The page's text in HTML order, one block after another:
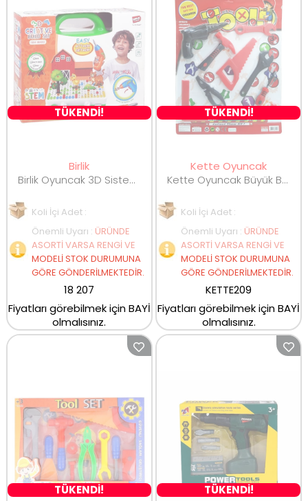
TÜKENDİ!
Birlik
Birlik Oyuncak 3D Sistem Eğitici Matkap Seti Çiftlik Hayvanları URT014-002
Koli İçi Adet :
Önemli Uyarı : ÜRÜNDE
ASORTİ VARSA RENGİ VE
MODELİ STOK DURUMUNA
GÖRE GÖNDERİLMEKTEDİR.
18 207
Fiyatları görebilmek için BAYİ
olmalısınız.
TÜKENDİ!
Kette Oyuncak
Kette Oyuncak Büyük Boy Tamir Seti KET.209
Koli İçi Adet :
Önemli Uyarı : ÜRÜNDE
ASORTİ VARSA RENGİ VE
MODELİ STOK DURUMUNA
GÖRE GÖNDERİLMEKTEDİR.
KETTE209
Fiyatları görebilmek için BAYİ
olmalısınız.
TÜKENDİ! TÜKENDİ!